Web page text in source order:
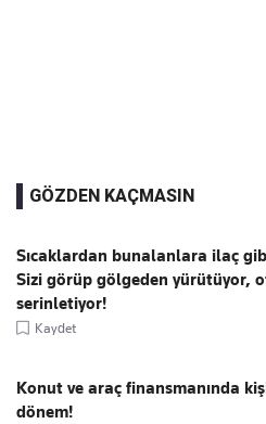
GÖZDEN KAÇMASIN
Sıcaklardan bunalanlara ilaç
Sizi görüp gölgeden yürütüyor,
serinletiyor!
Kaydet
Konut ve araç finansmanında
dönem!